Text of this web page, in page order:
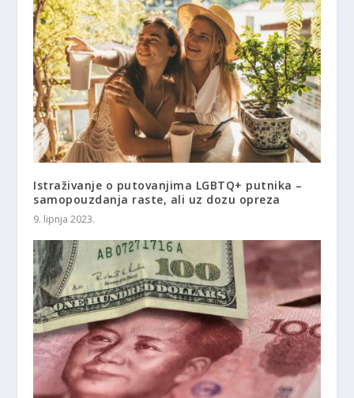
Istraživanje o putovanjima LGBTQ+ putnika –
samopouzdanja raste, ali uz dozu opreza
9. lipnja 2023.